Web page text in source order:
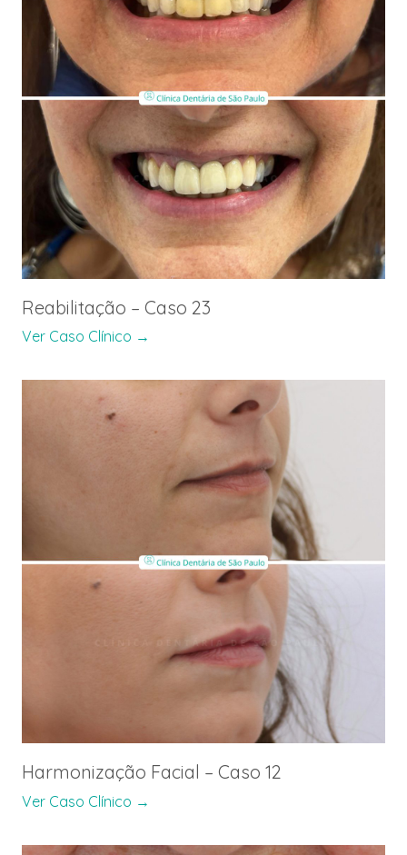
Reabilitação – Caso 23
Ver Caso Clínico →
Harmonização Facial – Caso 12
Ver Caso Clínico →